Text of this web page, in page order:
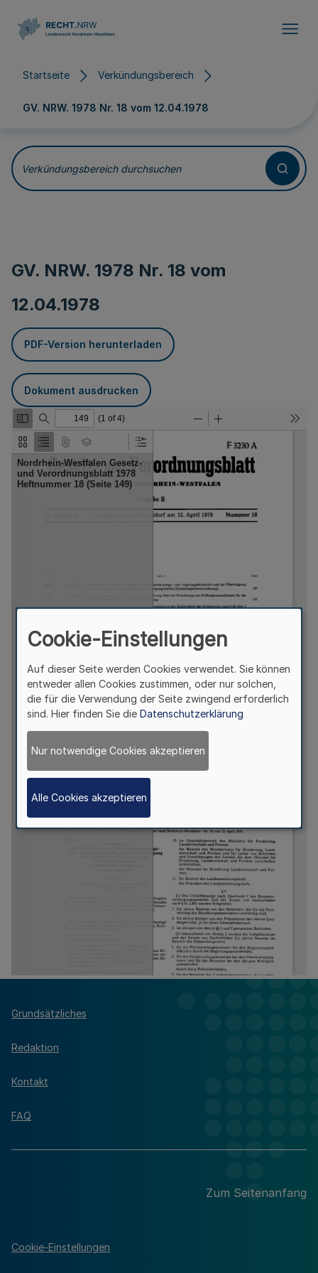
Startseite Verkündungsbereich
GV. NRW. 1978 Nr. 18 vom 12.04.1978
Verkündungsbereich durchsuchen
GV. NRW. 1978 Nr. 18 vom
12.04.1978
PDF-Version herunterladen
Dokument ausdrucken
Grundsätzliches
Redaktion
Kontakt
FAQ
Zum Seitenanfang
Cookie-Einstellungen
Cookie-Einstellungen
Auf dieser Seite werden Cookies verwendet. Sie können
entweder allen Cookies zustimmen, oder nur solchen,
die für die Verwendung der Seite zwingend erforderlich
sind. Hier finden Sie die Datenschutzerklärung
Nur notwendige Cookies akzeptieren
Alle Cookies akzeptieren